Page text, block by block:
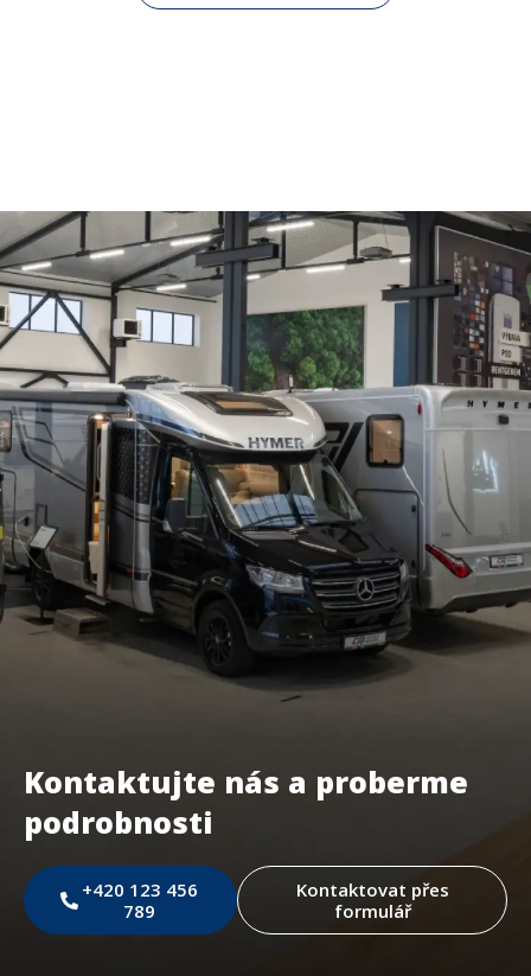
Kontaktujte nás a proberme
podrobnosti
+420 123 456
789
Kontaktovat přes
formulář